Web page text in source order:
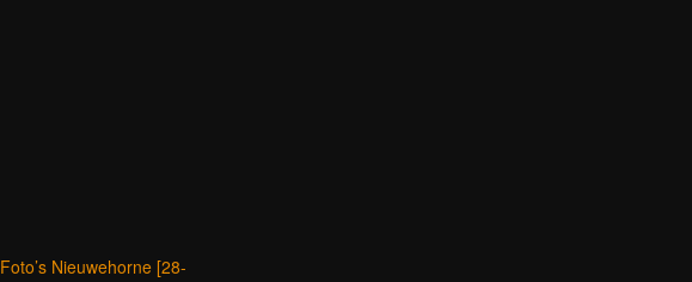
Foto’s Nieuwehorne [28-